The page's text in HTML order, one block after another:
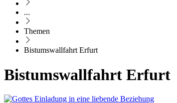
...
Themen
Bistumswallfahrt Erfurt
Bistumswallfahrt Erfurt